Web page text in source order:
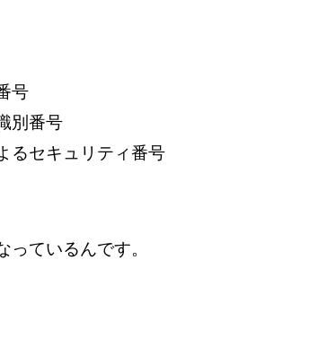
号
別番号
るセキュリティ番号
ているんです。